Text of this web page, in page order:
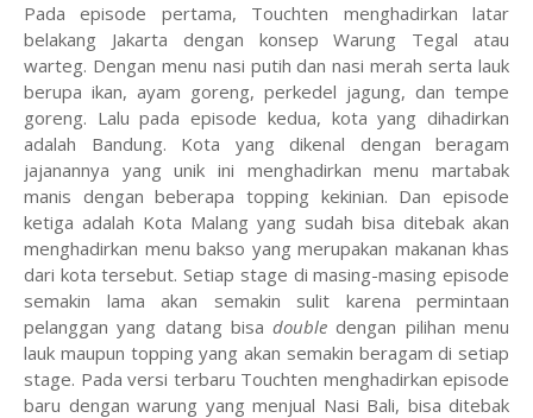
Pada episode pertama, Touchten menghadirkan latar
belakang Jakarta dengan konsep Warung Tegal atau
warteg. Dengan menu nasi putih dan nasi merah serta lauk
berupa ikan, ayam goreng, perkedel jagung, dan tempe
goreng. Lalu pada episode kedua, kota yang dihadirkan
adalah Bandung. Kota yang dikenal dengan beragam
jajanannya yang unik ini menghadirkan menu martabak
manis dengan beberapa topping kekinian. Dan episode
ketiga adalah Kota Malang yang sudah bisa ditebak akan
menghadirkan menu bakso yang merupakan makanan khas
dari kota tersebut. Setiap stage di masing-masing episode
semakin lama akan semakin sulit karena permintaan
pelanggan yang datang bisadoubledengan pilihan menu
lauk maupun topping yang akan semakin beragam di setiap
stage. Pada versi terbaru Touchten menghadirkan episode
baru dengan warung yang menjual Nasi Bali, bisa ditebak